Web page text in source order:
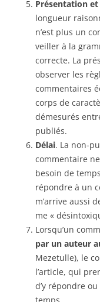
Présentation
longueur
n’est plus un
veiller à la
correcte. La
observer les
commentaires
corps de
démesurés
publiés.
Délai. La non-
commentaire
besoin de
répondre à un
m’arrive aussi
me «
Lorsqu’un
par un auteur
Mezetulle), le
l’article, qui
d’y répondre
temps.